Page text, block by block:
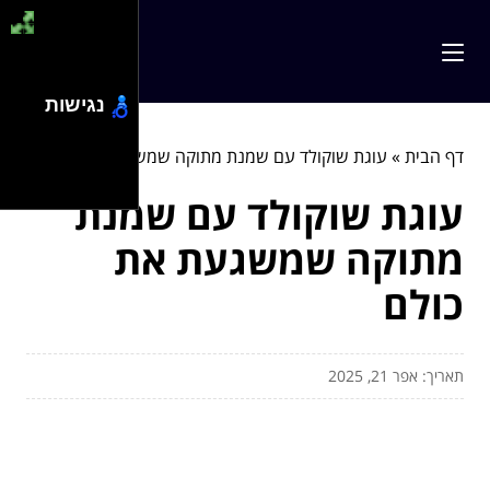
דף הבית» עוגת שוקולד עם שמנת מתוקה שמשגעת את כולם
עוגת שוקולד עם שמנת
מתוקה שמשגעת את
כולם
תאריך: אפר 21, 2025
נגישות